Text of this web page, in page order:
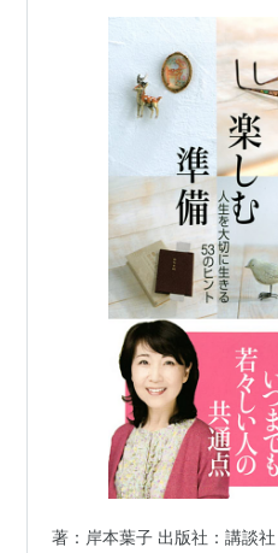
著：岸本葉子 出版社：講談